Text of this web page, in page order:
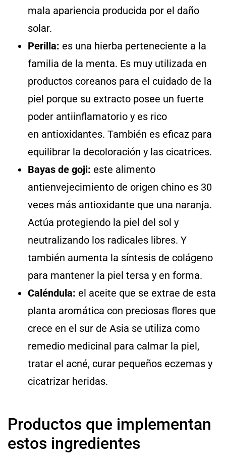
mala apariencia producida por el daño
solar.
Perilla: es una hierba perteneciente a la
familia de la menta. Es muy utilizada en
productos coreanos para el cuidado de la
piel porque su extracto posee un fuerte
poder antiinflamatorio y es rico
en antioxidantes. También es eficaz para
equilibrar la decoloración y las cicatrices.
Bayas de goji: este alimento
antienvejecimiento de origen chino es 30
veces más antioxidante que una naranja.
Actúa protegiendo la piel del sol y
neutralizando los radicales libres. Y
también aumenta la síntesis de colágeno
para mantener la piel tersa y en forma.
Caléndula: el aceite que se extrae de esta
planta aromática con preciosas flores que
crece en el sur de Asia se utiliza como
remedio medicinal para calmar la piel,
tratar el acné, curar pequeños eczemas y
cicatrizar heridas.
Productos que implementan
estos ingredientes